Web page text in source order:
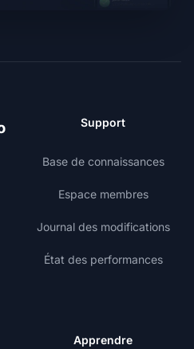
Support
Base de connaissances
Espace membres
Journal des modifications
État des performances
Apprendre